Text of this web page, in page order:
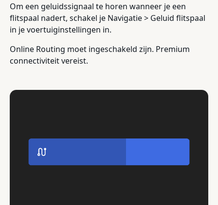
Om een geluidssignaal te horen wanneer je een
flitspaal nadert, schakel je Navigatie > Geluid flitspaal
in je voertuiginstellingen in.
Online Routing moet ingeschakeld zijn. Premium
connectiviteit vereist.